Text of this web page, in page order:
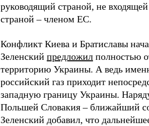
руководящий страной, не
страной – членом ЕС.
Конфликт Киева и Братиславы
Зеленский предложил полностью
территорию Украины. А ведь
российский газ приходит
западную границу Украины.
Польшей Словакия – ближайший
Зеленский добавил, что